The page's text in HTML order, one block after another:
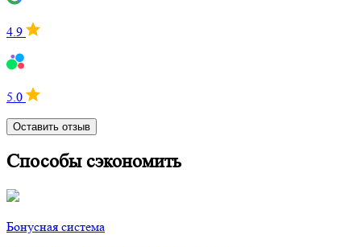
4.9
5.0
Оставить отзыв
Способы сэкономить
Бонусная система